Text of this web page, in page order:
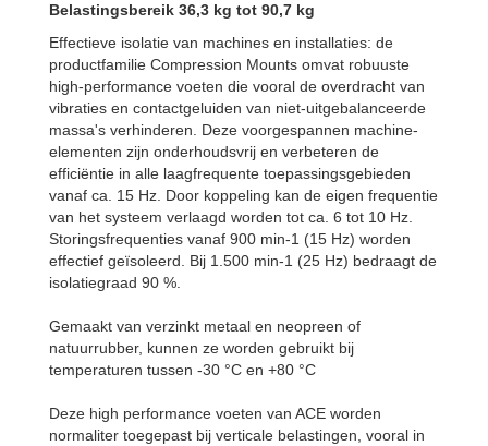
Belastingsbereik 36,3 kg tot 90,7 kg
Effectieve isolatie van machines en installaties: de
productfamilie Compression Mounts omvat robuuste
high-performance voeten die vooral de overdracht van
vibraties en contactgeluiden van niet-uitgebalanceerde
massa's verhinderen. Deze voorgespannen machine-
elementen zijn onderhoudsvrij en verbeteren de
efficiëntie in alle laagfrequente toepassingsgebieden
vanaf ca. 15 Hz. Door koppeling kan de eigen frequentie
van het systeem verlaagd worden tot ca. 6 tot 10 Hz.
Storingsfrequenties vanaf 900 min-1 (15 Hz) worden
effectief geïsoleerd. Bij 1.500 min-1 (25 Hz) bedraagt de
isolatiegraad 90 %.
Gemaakt van verzinkt metaal en neopreen of
natuurrubber, kunnen ze worden gebruikt bij
temperaturen tussen -30 °C en +80 °C
Deze high performance voeten van ACE worden
normaliter toegepast bij verticale belastingen, vooral in